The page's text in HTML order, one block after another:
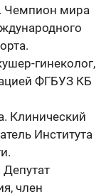
Чемпион мира
гинеколог,
ФГБУЗ КБ
Клинический
Института
член